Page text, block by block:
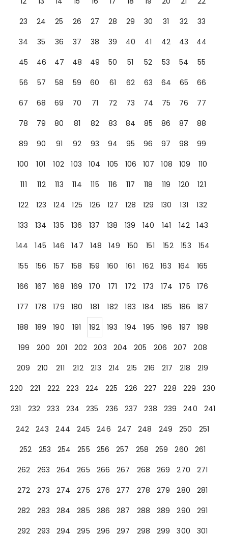
23
24 25 26 27 28 29 30 31 32
33
34
35 36 37 38 39 40 41 42 43
44
45
46 47 48 49 50 51 52 53 54
55
56
57 58 59 60 61 62 63 64 65
66
67
68 69 70 71 72 73 74 75 76
77
78
79 80 81 82 83 84 85 86 87
88
89
90 91 92 93 94 95 96 97 98
99
100
101 102 103 104 105 106 107 108 109
110
111
112 113 114 115 116 117 118 119 120
121
122
123 124 125 126 127 128 129 130 131
132
133
134 135 136 137 138 139 140 141 142
143
144
145 146 147 148 149 150 151 152 153
154
155
156 157 158 159 160 161 162 163 164
165
166
167 168 169 170 171 172 173 174 175
176
177
178 179 180 181 182 183 184 185 186
187
188
189 190 191 192 193 194 195 196 197
198
199
200 201 202 203 204 205 206 207
208
209
210 211 212 213 214 215 216 217 218
219
220
221 222 223 224 225 226 227 228 229
230
231
232 233 234 235 236 237 238 239 240
241
242
243 244 245 246 247 248 249 250
251
252
253 254 255 256 257 258 259 260
261
262
263 264 265 266 267 268 269 270
271
272
273 274 275 276 277 278 279 280
281
282
283 284 285 286 287 288 289 290
291
292
293 294 295 296 297 298 299 300 301